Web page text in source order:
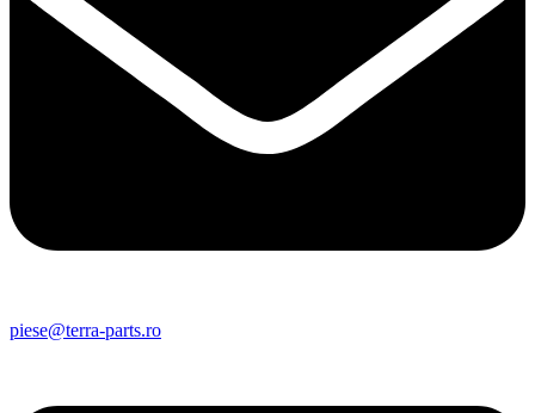
piese@terra-parts.ro